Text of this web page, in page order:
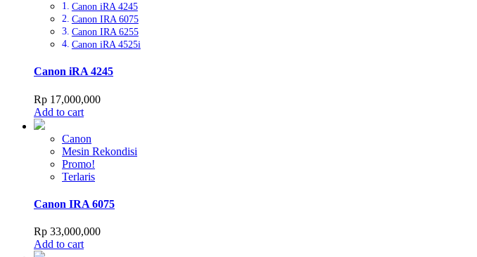
Canon iRA 4245
Canon IRA 6075
Canon IRA 6255
Canon iRA 4525i
Canon iRA 4245
Rp 17,000,000
Add to cart
Canon
Mesin Rekondisi
Promo!
Terlaris
Canon IRA 6075
Rp 33,000,000
Add to cart